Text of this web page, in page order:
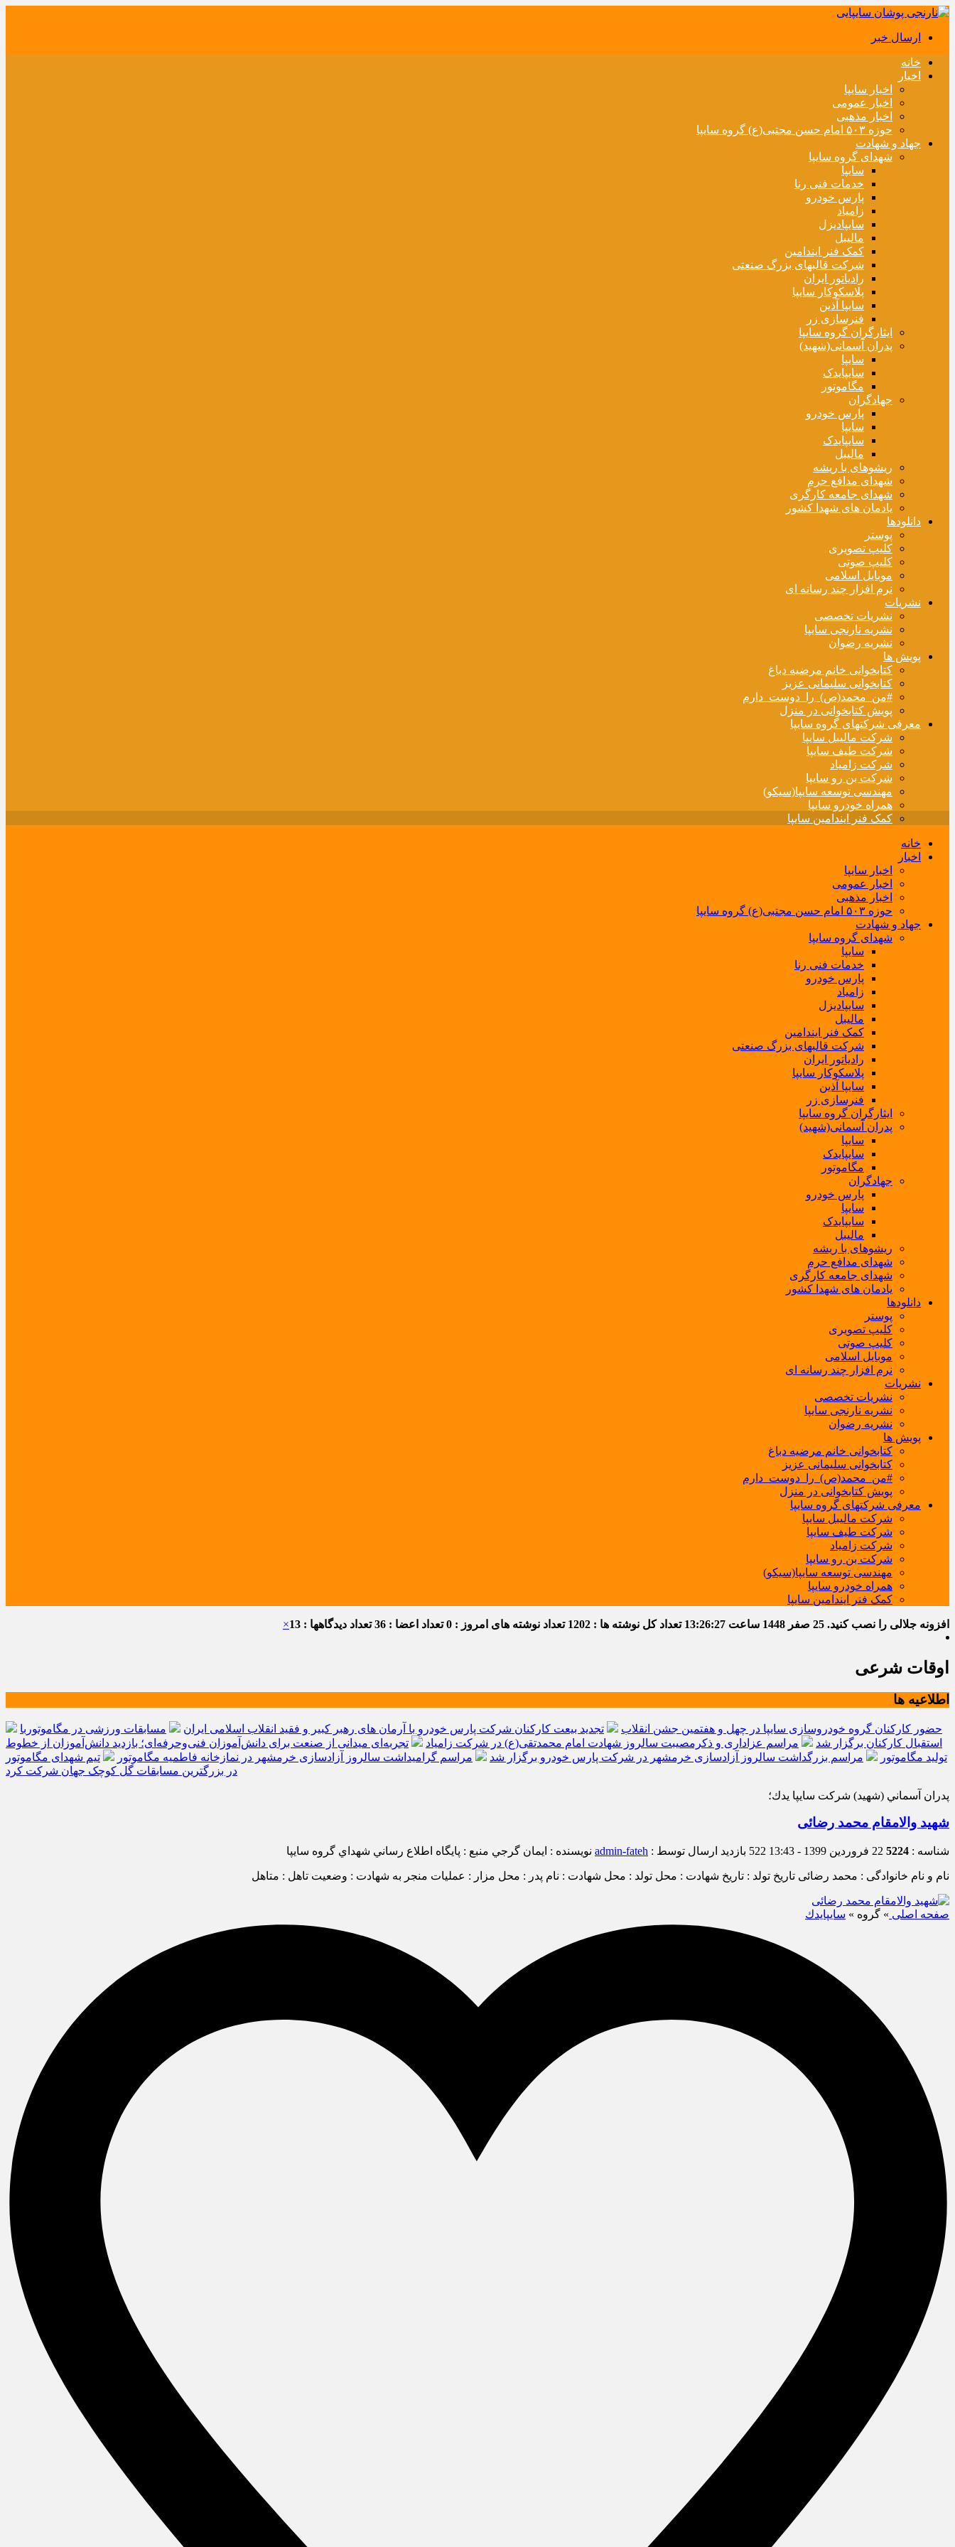
ارسال خبر
خانه
اخبار
اخبار سایپا
اخبار عمومی
اخبار مذهبی
حوزه ۵۰۳ امام حسن مجتبی(ع) گروه سایپا
جهاد و شهادت
شهدای گروه سایپا
سایپا
خدمات فنی رنا
پارس خودرو
زامیاد
سایپادیزل
مالیبل
کمک فنر ایندامین
شرکت قالبهای بزرگ صنعتی
رادیاتور ایران
پلاسکوکار سایپا
سایپا آذین
فنرسازی زر
ایثارگران گروه سایپا
پدران آسمانی(شهید)
سایپا
سایپایدک
مگاموتور
جهادگران
پارس خودرو
سایپا
سایپایدک
مالیبل
ریشوهای با ریشه
شهدای مدافع حرم
شهدای جامعه کارگری
یادمان های شهدا کشور
دانلودها
پوستر
کلیپ تصویری
کلیپ صوتی
موبایل اسلامی
نرم افزار چند رسانه ای
نشریات
نشریات تخصصی
نشریه نارنجی سایپا
نشریه رضوان
پویش ها
کتابخوانی خانم مرضیه دباغ
کتابخوانی سلیمانی عزیز
#من_محمد(ص)_را_دوست_دارم
پویش کتابخوانی در منزل
معرفی شرکتهای گروه سایپا
شرکت مالیبل سایپا
شرکت طیف سایپا
شرکت زامیاد
شرکت بن رو سایپا
مهندسی توسعه سایپا(سیکو)
همراه خودرو سایپا
کمک فنر ایندامین سایپا
خانه
اخبار
اخبار سایپا
اخبار عمومی
اخبار مذهبی
حوزه ۵۰۳ امام حسن مجتبی(ع) گروه سایپا
جهاد و شهادت
شهدای گروه سایپا
سایپا
خدمات فنی رنا
پارس خودرو
زامیاد
سایپادیزل
مالیبل
کمک فنر ایندامین
شرکت قالبهای بزرگ صنعتی
رادیاتور ایران
پلاسکوکار سایپا
سایپا آذین
فنرسازی زر
ایثارگران گروه سایپا
پدران آسمانی(شهید)
سایپا
سایپایدک
مگاموتور
جهادگران
پارس خودرو
سایپا
سایپایدک
مالیبل
ریشوهای با ریشه
شهدای مدافع حرم
شهدای جامعه کارگری
یادمان های شهدا کشور
دانلودها
پوستر
کلیپ تصویری
کلیپ صوتی
موبایل اسلامی
نرم افزار چند رسانه ای
نشریات
نشریات تخصصی
نشریه نارنجی سایپا
نشریه رضوان
پویش ها
کتابخوانی خانم مرضیه دباغ
کتابخوانی سلیمانی عزیز
#من_محمد(ص)_را_دوست_دارم
پویش کتابخوانی در منزل
معرفی شرکتهای گروه سایپا
شرکت مالیبل سایپا
شرکت طیف سایپا
شرکت زامیاد
شرکت بن رو سایپا
مهندسی توسعه سایپا(سیکو)
همراه خودرو سایپا
کمک فنر ایندامین سایپا
افزونه جلالی را نصب کنید. 25 صفر 1448 ساعت 13:26:28 تعداد کل نوشته ها : 1202 تعداد نوشته های امروز : 0 تعداد اعضا : 36 تعداد دیدگاهها : 13 ×
اوقات شرعی
اطلاعیه ها
حضور کارکنان گروه خودروسازی سایپا در چهل و هفتمین جشن انقلاب تجدید بیعت کارکنان شرکت پارس خودرو با آرمان های رهبر کبیر و فقید انقلاب اسلامی ایران
مسابقات ورزشی در مگاموتوربا
استقبال کارکنان برگزار شد
مراسم عزاداری و ذکرمصیبت سالروز شهادت امام محمدتقی(ع) در شرکت زامیاد
تجربه‌ای میدانی از صنعت برای دانش‌آموزان فنی‌وحرفه‌ای؛ بازدید دانش‌آموزان از خطوط
تولید مگاموتور
مراسم بزرگداشت سالروز آزادسازی خرمشهر در شرکت پارس خودرو برگزار شد مراسم گرامیداشت سالروز آزادسازی خرمشهر در نمازخانه فاطمیه مگاموتور
تیم شهدای مگاموتور
در بزرگترین مسابقات گل کوچک جهان شرکت کرد
پدران آسماني (شهيد) شركت سايپا يدك؛
شهید والامقام محمد رضائی
شناسه : 5224 22 فروردین 1399 - 13:43 ارسال توسط : admin-fateh نویسنده : ايمان گرجي منبع : پايگاه اطلاع رساني شهداي گروه سايپا
نام و نام خانوادگی : محمد رضائی تاریخ تولد : تاریخ شهادت : محل تولد : محل شهادت : نام پدر : محل مزار : عملیات منجر به شهادت : وضعیت تاهل : متاهل
صفحه اصلی » گروه » سايپايدك